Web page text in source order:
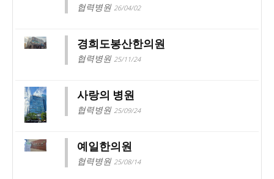
협력병원 26/04/02
경희도봉산한의원
협력병원 25/11/24
사랑의 병원
협력병원 25/09/24
예일한의원
협력병원 25/08/14